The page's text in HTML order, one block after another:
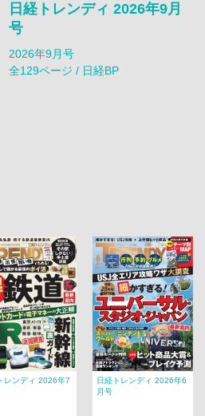
日経トレンディ 2026年9月
号
2026年9月号
全129ページ / 日経BP
レンディ 2026年7
日経トレンディ 2026年6
月号